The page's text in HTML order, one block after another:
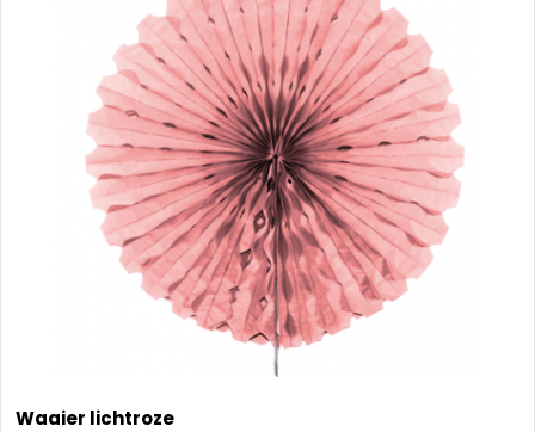
Waaier lichtroze